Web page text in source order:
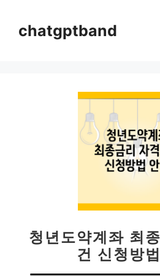
chatgptband
청년도약계좌 최
건 신청방